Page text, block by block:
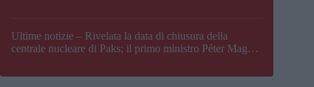
Ultime notizie – Rivelata la data di chiusura della
centrale nucleare di Paks; il primo ministro Péter Magyar